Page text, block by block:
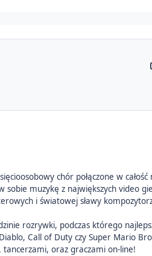
chór połączone w
muzykę z największych video
i światowej sławy
rozrywki, podczas którego
Call of Duty czy Super Mario
oraz graczami on-line!